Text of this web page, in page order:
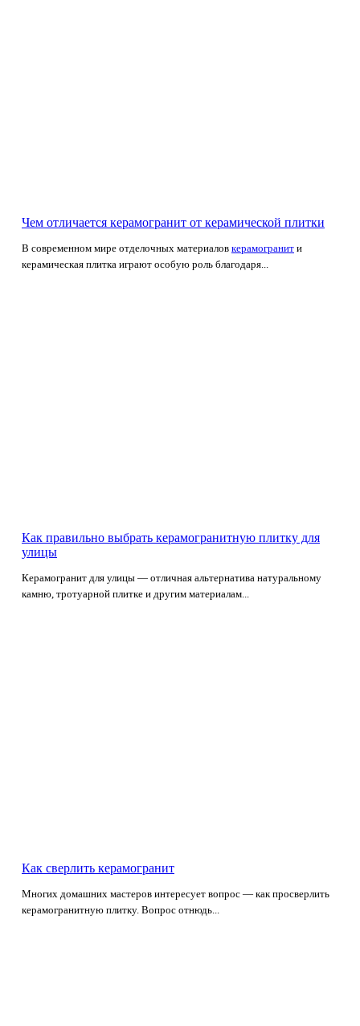
Чем отличается керамогранит от керамической плитки
В современном мире отделочных материалов керамогранит и
керамическая плитка играют особую роль благодаря...
Как правильно выбрать керамогранитную плитку для
улицы
Керамогранит для улицы — отличная альтернатива натуральному
камню, тротуарной плитке и другим материалам...
Как сверлить керамогранит
Многих домашних мастеров интересует вопрос — как просверлить
керамогранитную плитку. Вопрос отнюдь...